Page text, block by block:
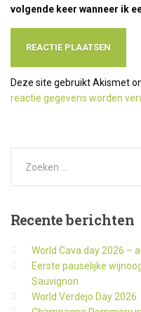
volgende keer wanneer ik
Deze site gebruikt Akismet
reactie gegevens worden
Recenteberichten
World Cava day 2026 –
Eerste pauselijke
Sauvignon
World Verdejo Day 2026